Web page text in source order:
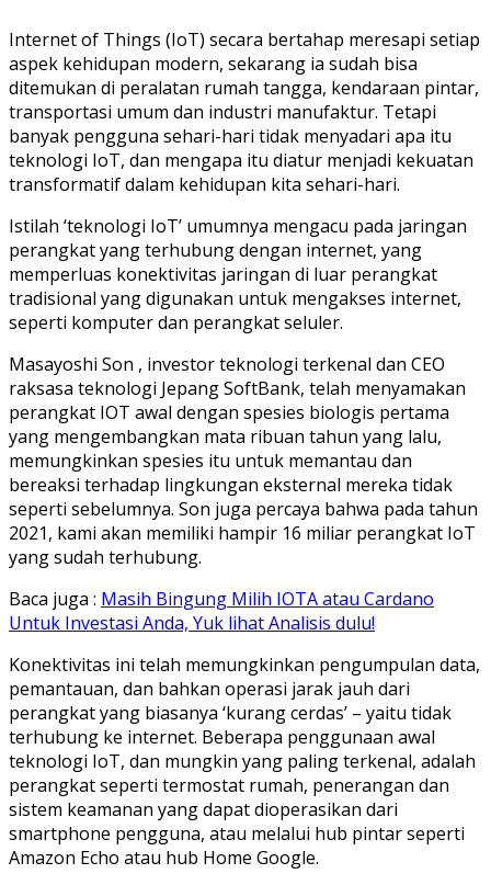
Internet of Things (IoT) secara bertahap meresapi setiap
aspek kehidupan modern, sekarang ia sudah bisa
ditemukan di peralatan rumah tangga, kendaraan pintar,
transportasi umum dan industri manufaktur. Tetapi
banyak pengguna sehari-hari tidak menyadari apa itu
teknologi IoT, dan mengapa itu diatur menjadi kekuatan
transformatif dalam kehidupan kita sehari-hari.
Istilah ‘teknologi IoT’ umumnya mengacu pada jaringan
perangkat yang terhubung dengan internet, yang
memperluas konektivitas jaringan di luar perangkat
tradisional yang digunakan untuk mengakses internet,
seperti komputer dan perangkat seluler.
Masayoshi Son , investor teknologi terkenal dan CEO
raksasa teknologi Jepang SoftBank, telah menyamakan
perangkat IOT awal dengan spesies biologis pertama
yang mengembangkan mata ribuan tahun yang lalu,
memungkinkan spesies itu untuk memantau dan
bereaksi terhadap lingkungan eksternal mereka tidak
seperti sebelumnya. Son juga percaya bahwa pada tahun
2021, kami akan memiliki hampir 16 miliar perangkat IoT
yang sudah terhubung.
Baca juga : Masih Bingung Milih IOTA atau Cardano
Untuk Investasi Anda, Yuk lihat Analisis dulu!
Konektivitas ini telah memungkinkan pengumpulan data,
pemantauan, dan bahkan operasi jarak jauh dari
perangkat yang biasanya ‘kurang cerdas’ – yaitu tidak
terhubung ke internet. Beberapa penggunaan awal
teknologi IoT, dan mungkin yang paling terkenal, adalah
perangkat seperti termostat rumah, penerangan dan
sistem keamanan yang dapat dioperasikan dari
smartphone pengguna, atau melalui hub pintar seperti
Amazon Echo atau hub Home Google.